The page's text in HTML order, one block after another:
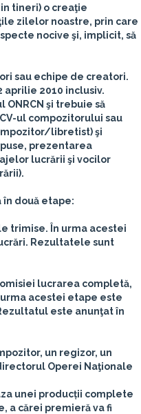
tineri) o creaţie
zilelor noastre, prin care
nocive şi, implicit, să
sau echipe de creatori.
aprilie 2010 inclusiv.
şi trebuie să
ul compozitorului sau
libretist) şi
prezentarea
lucrării şi vocilor
două etape:
trimise. În urma acestei
Rezultatele sunt
lucrarea completă,
acestei etape este
este anunţat în
un regizor, un
Operei Naţionale
unei producții complete
a cărei premieră va fi